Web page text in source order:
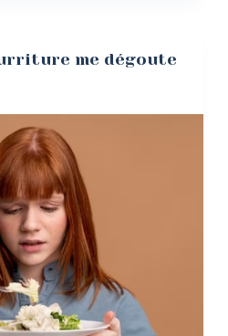
me dégoute